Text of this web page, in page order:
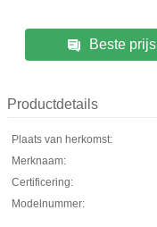
Beste prijs
Productdetails
Plaats van herkomst:
Merknaam:
Certificering:
Modelnummer: